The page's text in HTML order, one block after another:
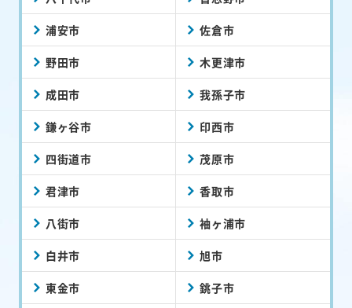
浦安市 佐倉市
野田市 木更津市
成田市 我孫子市
鎌ヶ谷市 印西市
四街道市 茂原市
君津市 香取市
八街市 袖ヶ浦市
白井市 旭市
東金市 銚子市